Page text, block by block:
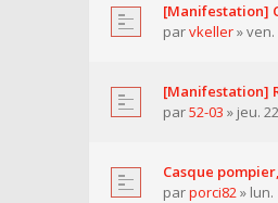
[Manifestation]
parvkeller»
[Manifestation]
par52-03 » jeu.
Casque
parporci82» lun.